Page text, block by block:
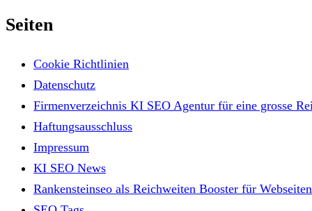
Seiten
Cookie Richtlinien
Datenschutz
Firmenverzeichnis KI SEO Agentur für eine grosse
Haftungsausschluss
Impressum
KI SEO News
Rankensteinseo als Reichweiten Booster für